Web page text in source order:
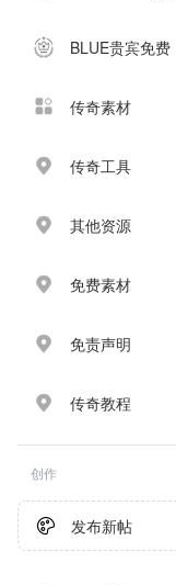
BLUE贵宾免费
传奇素材
传奇工具
其他资源
免费素材
免责声明
传奇教程
创作
发布新帖